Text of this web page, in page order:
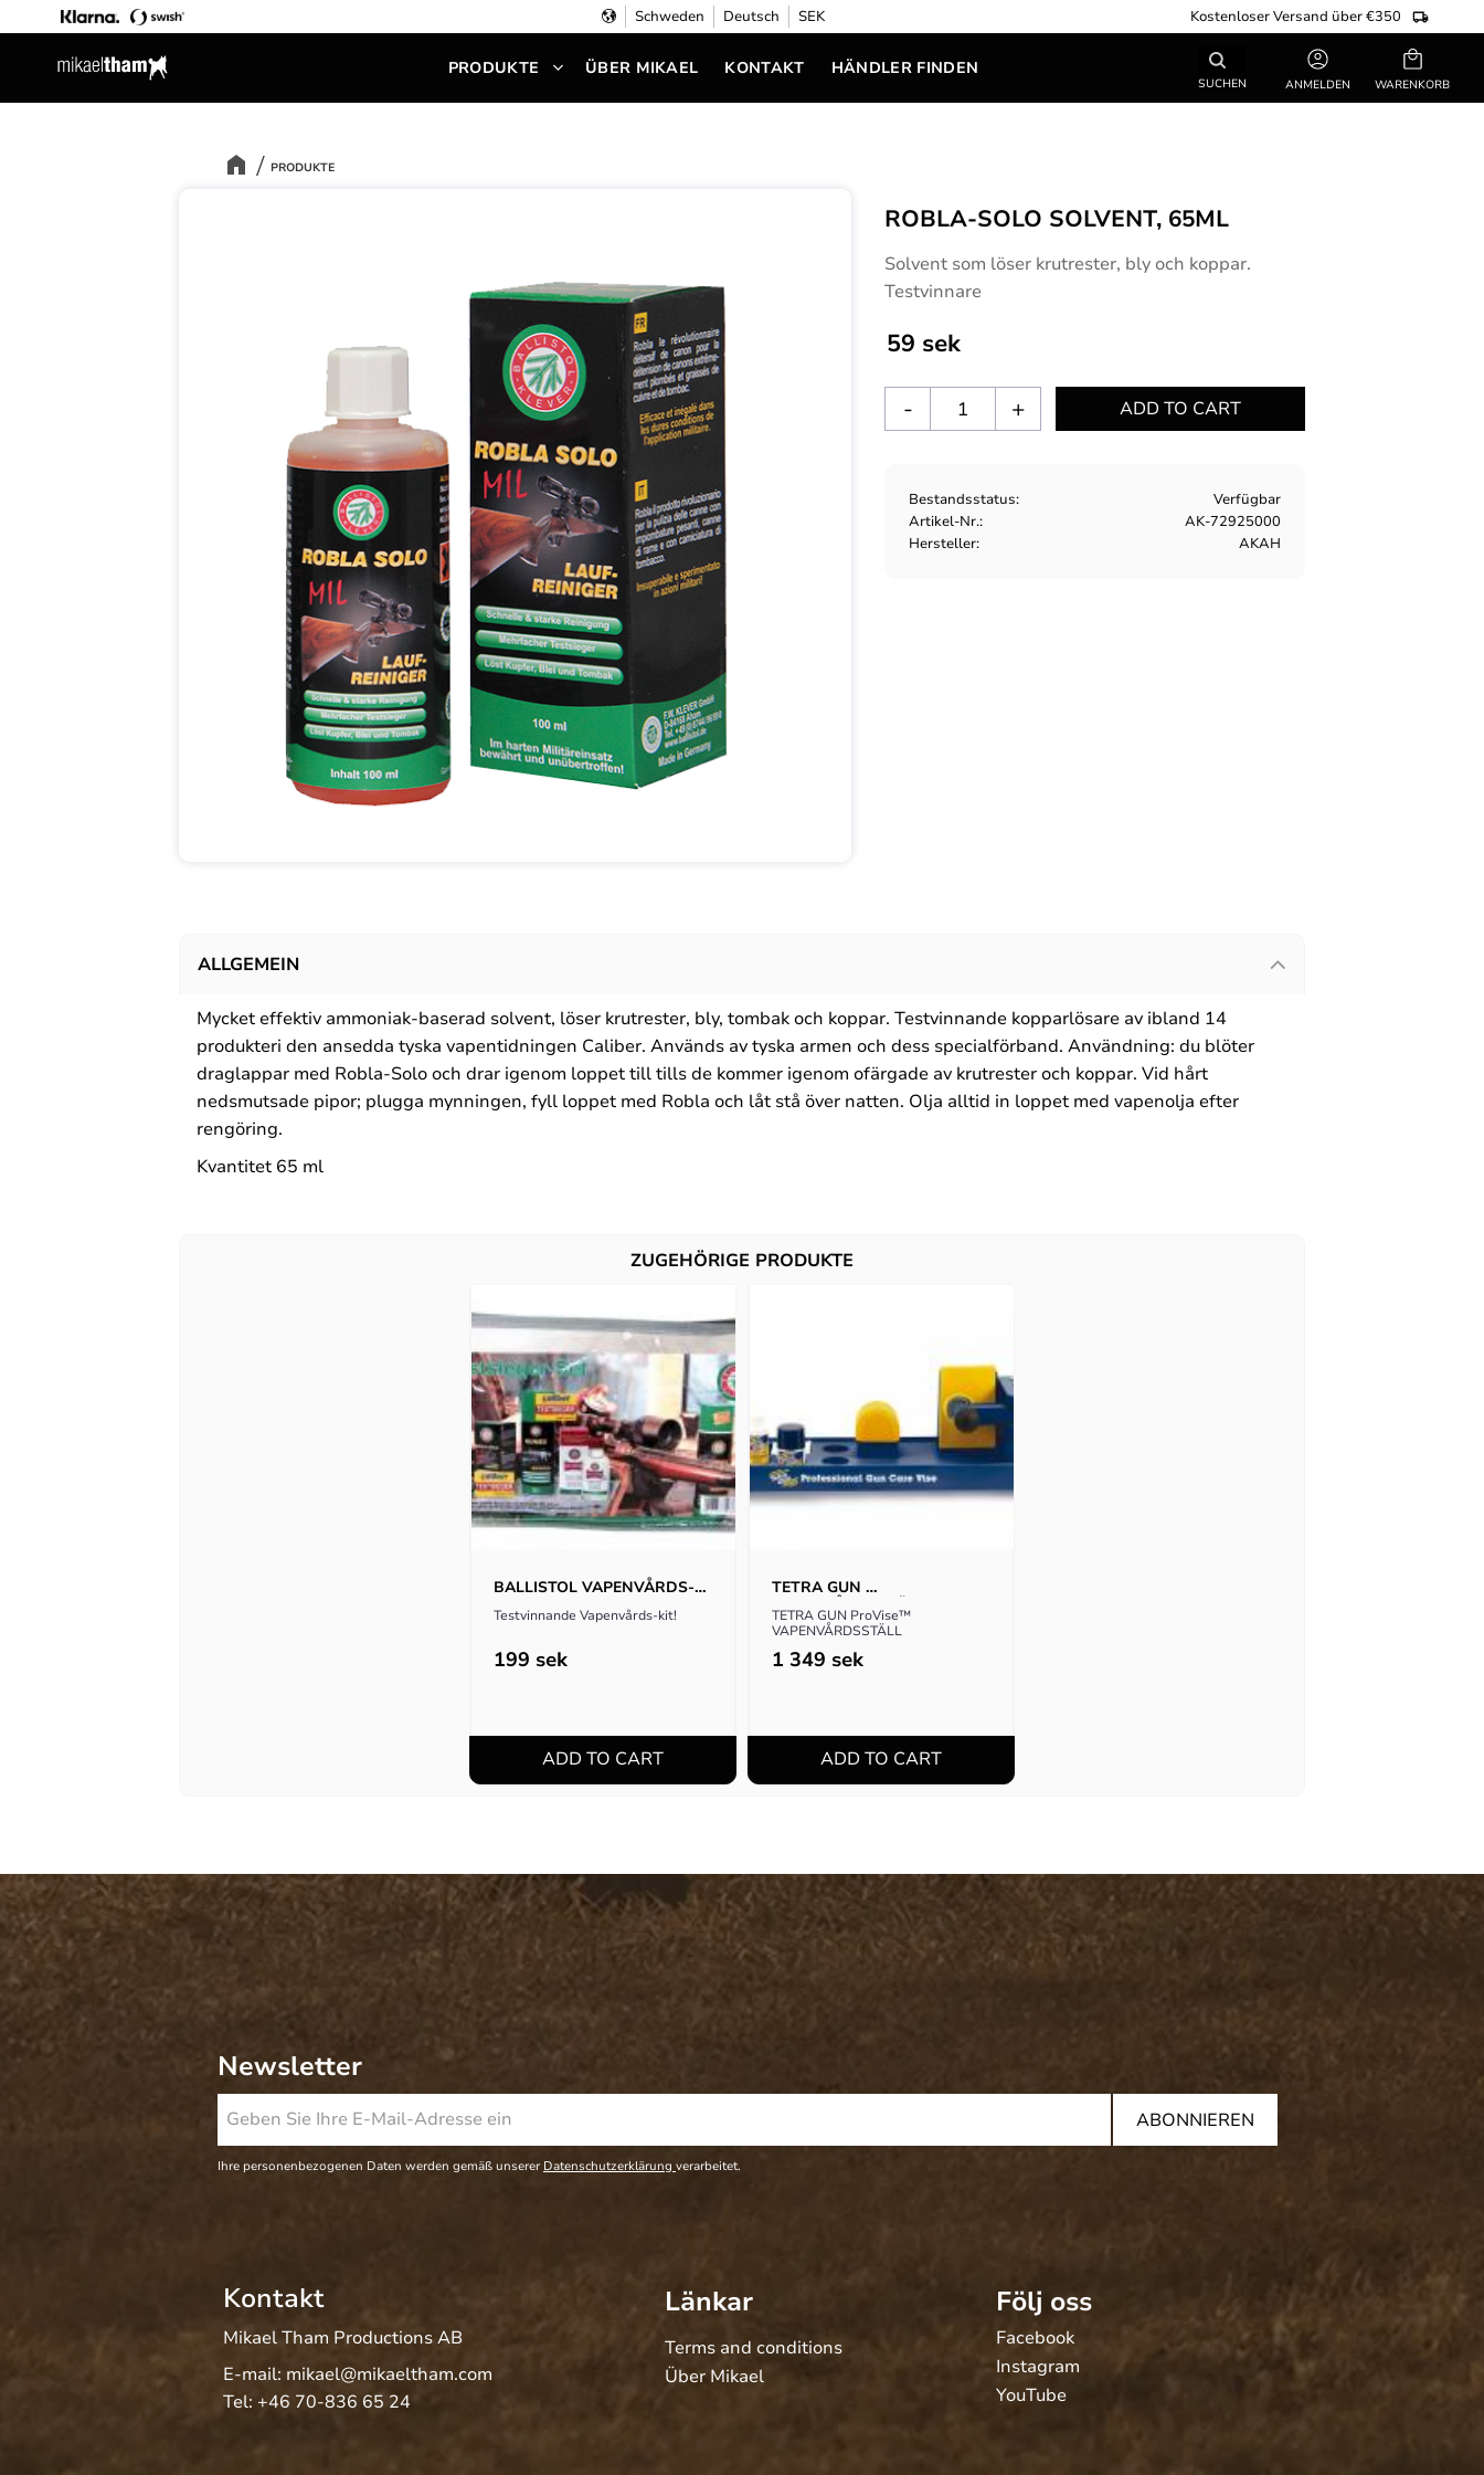
Schweden Deutsch SEK Kostenloser Versand über €350
SUCHEN
PRODUKTE ÜBER MIKAEL KONTAKT HÄNDLER FINDEN
ANMELDEN
Warenkorb
PRODUKTE
ROBLA-SOLO SOLVENT, 65ML
Solvent som löser krutrester, bly och koppar.
Testvinnare
59 sek
+
-
Bestandsstatus
Verfügbar
Artikel-Nr.
AK-72925000
Hersteller
AKAH
ALLGEMEIN
Mycket effektiv ammoniak-baserad solvent, löser krutrester, bly, tombak och koppar. Testvinnande kopparlösare av ibland 14
produkteri den ansedda tyska vapentidningen Caliber. Används av tyska armen och dess specialförband. Användning: du blöter
draglappar med Robla-Solo och drar igenom loppet till tills de kommer igenom ofärgade av krutrester och koppar. Vid hårt
nedsmutsade pipor; plugga mynningen, fyll loppet med Robla och låt stå över natten. Olja alltid in loppet med vapenolja efter
rengöring.
Kvantitet 65 ml
ZUGEHÖRIGE PRODUKTE
BALLISTOL VAPENVÅRDS-
KIT
Testvinnande Vapenvårds-kit!
199 sek
TETRA GUN
VAPENVÅRDSSTÄLL
TETRA GUN ProVise™
VAPENVÅRDSSTÄLL
1 349 sek
Newsletter
ABONNIEREN
Ihre personenbezogenen Daten werden gemäß unserer Datenschutzerklärung verarbeitet.
Kontakt
Mikael Tham Productions AB
E-mail: mikael@mikaeltham.com
Tel: +46 70-836 65 24
Länkar
Terms and conditions
Über Mikael
Följ oss
Facebook
Instagram
YouTube